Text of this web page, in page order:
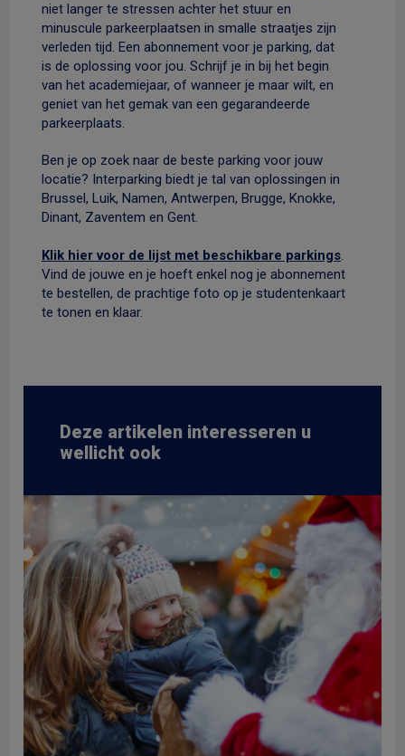
niet langer te stressen achter het stuur en
minuscule parkeerplaatsen in smalle straatjes zijn
verleden tijd. Een abonnement voor je parking, dat
is de oplossing voor jou. Schrijf je in bij het begin
van het academiejaar, of wanneer je maar wilt, en
geniet van het gemak van een gegarandeerde
parkeerplaats.
Ben je op zoek naar de beste parking voor jouw
locatie? Interparking biedt je tal van oplossingen in
Brussel, Luik, Namen, Antwerpen, Brugge, Knokke,
Dinant, Zaventem en Gent.
Klik hier voor de lijst met beschikbare parkings.
Vind de jouwe en je hoeft enkel nog je abonnement
te bestellen, de prachtige foto op je studentenkaart
te tonen en klaar.
Deze artikelen interesseren u
wellicht ook